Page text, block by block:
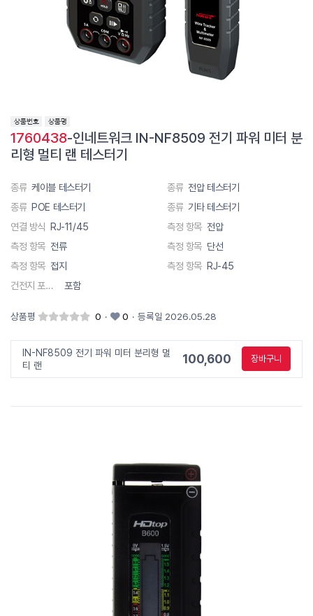
1760438-인네트워크 IN-NF8509 전기 파워 미터 분
리형 멀티 랜 테스터기
종류 케이블 테스터기 종류 전압 테스터기
종류 POE 테스터기 종류 기타 테스터기
연결 방식 RJ-11/45 측정 항목 전압
측정 항목 전류 측정 항목 단선
측정 항목 접지 측정 항목 RJ-45
건전지 포함 유무
포함
상품평 0 · 0 · 등록일 2026.05.28
IN-NF8509 전기 파워 미터 분리형 멀
티 랜
100,600 장바구니